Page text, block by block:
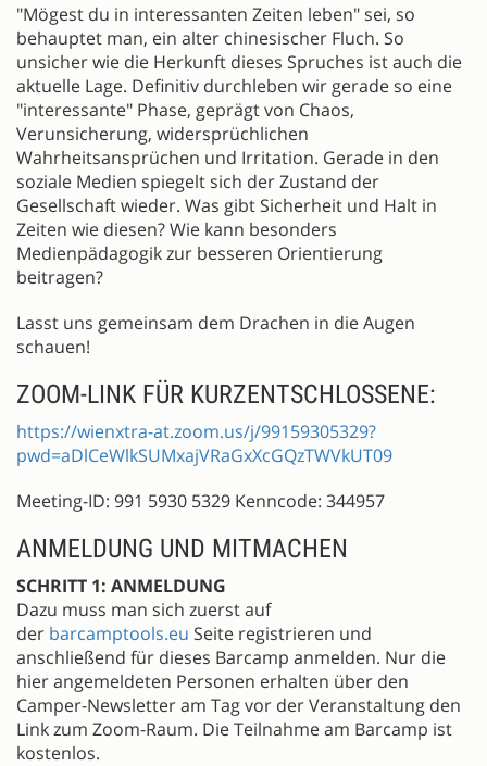
"Mögest du in interessanten Zeiten leben" sei, so
behauptet man, ein alter chinesischer Fluch. So
unsicher wie die Herkunft dieses Spruches ist auch die
aktuelle Lage. Definitiv durchleben wir gerade so eine
"interessante" Phase, geprägt von Chaos,
Verunsicherung, widersprüchlichen
Wahrheitsansprüchen und Irritation. Gerade in den
soziale Medien spiegelt sich der Zustand der
Gesellschaft wieder. Was gibt Sicherheit und Halt in
Zeiten wie diesen? Wie kann besonders
Medienpädagogik zur besseren Orientierung
beitragen?
Lasst uns gemeinsam dem Drachen in die Augen
schauen!
ZOOM-LINK FÜR KURZENTSCHLOSSENE:
https://wienxtra-at.zoom.us/j/99159305329?
pwd=aDlCeWlkSUMxajVRaGxXcGQzTWVkUT09
Meeting-ID: 991 5930 5329 Kenncode: 344957
ANMELDUNG UND MITMACHEN
SCHRITT 1: ANMELDUNG
Dazu muss man sich zuerst auf
der barcamptools.eu Seite registrieren und
anschließend für dieses Barcamp anmelden. Nur die
hier angemeldeten Personen erhalten über den
Camper-Newsletter am Tag vor der Veranstaltung den
Link zum Zoom-Raum. Die Teilnahme am Barcamp ist
kostenlos.